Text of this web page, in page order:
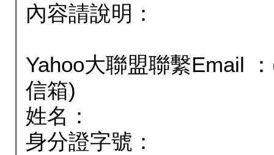
內容請說明：
Yahoo大聯盟聯繫Email
信箱)
姓名：
身分證字號：